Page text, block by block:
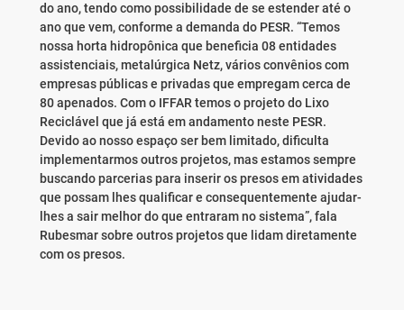
do ano, tendo como possibilidade de se estender até o
ano que vem, conforme a demanda do PESR. “Temos
nossa horta hidropônica que beneficia 08 entidades
assistenciais, metalúrgica Netz, vários convênios com
empresas públicas e privadas que empregam cerca de
80 apenados. Com o IFFAR temos o projeto do Lixo
Reciclável que já está em andamento neste PESR.
Devido ao nosso espaço ser bem limitado, dificulta
implementarmos outros projetos, mas estamos sempre
buscando parcerias para inserir os presos em atividades
que possam lhes qualificar e consequentemente ajudar-
lhes a sair melhor do que entraram no sistema”, fala
Rubesmar sobre outros projetos que lidam diretamente
com os presos.